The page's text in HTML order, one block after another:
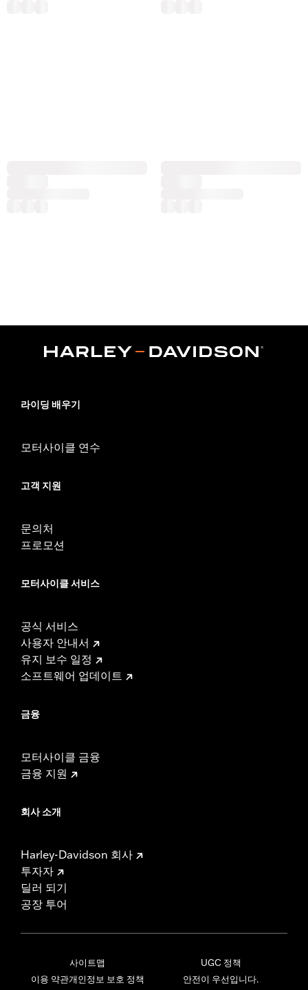
라이딩 배우기
모터사이클 연수
고객 지원
문의처
프로모션
모터사이클 서비스
공식 서비스
사용자 안내서
유지 보수 일정
소프트웨어 업데이트
금융
모터사이클 금융
금융 지원
회사 소개
Harley-Davidson 회사
투자자
딜러 되기
공장 투어
사이트맵
이용 약관개인정보 보호 정책
UGC 정책
안전이 우선입니다.